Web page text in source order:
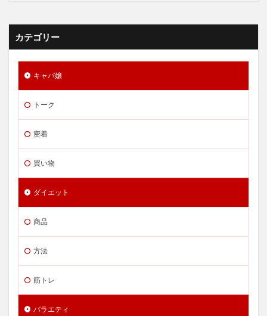
カテゴリー
キャバ嬢
トーク
密着
買い物
ダイエット
商品
方法
筋トレ
バラエティ